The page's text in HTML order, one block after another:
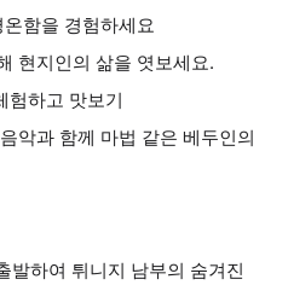
함을 경험하세요
현지인의 삶을 엿보세요.
험하고 맛보기
악과 함께 마법 같은 베두인의
발하여 튀니지 남부의 숨겨진